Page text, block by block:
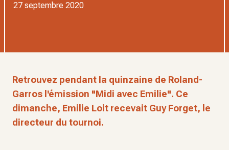
27 septembre 2020
Retrouvez pendant la quinzaine de Roland-
Garros l'émission "Midi avec Emilie". Ce
dimanche, Emilie Loit recevait Guy Forget, le
directeur du tournoi.